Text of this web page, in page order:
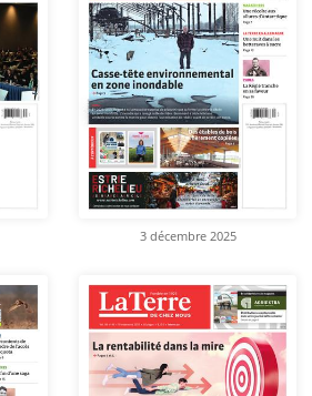
3 décembre 2025